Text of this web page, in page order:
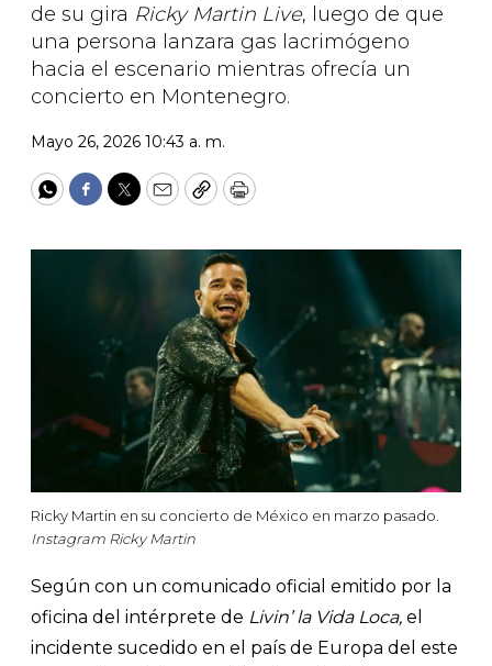
de su gira Ricky Martin Live, luego de que
una persona lanzara gas lacrimógeno
hacia el escenario mientras ofrecía un
concierto en Montenegro.
Mayo 26, 2026 10:43 a. m.
WhatsApp
Facebook
Twitter
EmailCopyPrint
Ricky Martin en su concierto de México en marzo pasado.
Instagram Ricky Martin
Según con un comunicado oficial emitido por la
oficina del intérprete de Livin’ la Vida Loca, el
incidente sucedido en el país de Europa del este